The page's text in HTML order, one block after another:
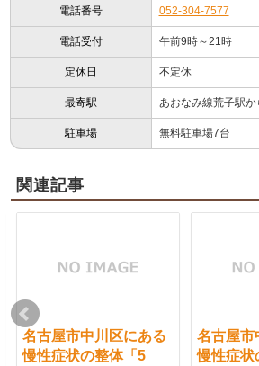
電話番号 052-304-7577
電話受付 午前9時～21時
定休日 不定休
最寄駅 あおなみ線荒子駅
駐車場 無料駐車場7台
関連記事
名古屋市中川区にある
慢性症状の整体「5
名古屋市
慢性症状